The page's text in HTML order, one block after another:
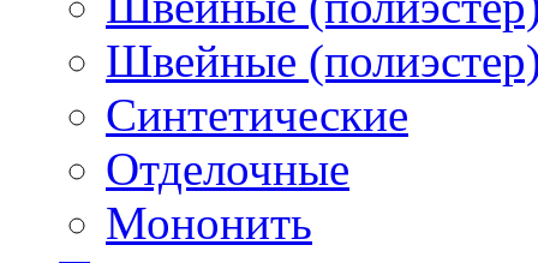
Швейные
Синтетические
Отделочные
Мононить